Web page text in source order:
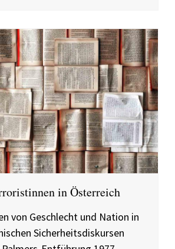
in Österreich
von Geschlecht und Nation in
Sicherheitsdiskursen